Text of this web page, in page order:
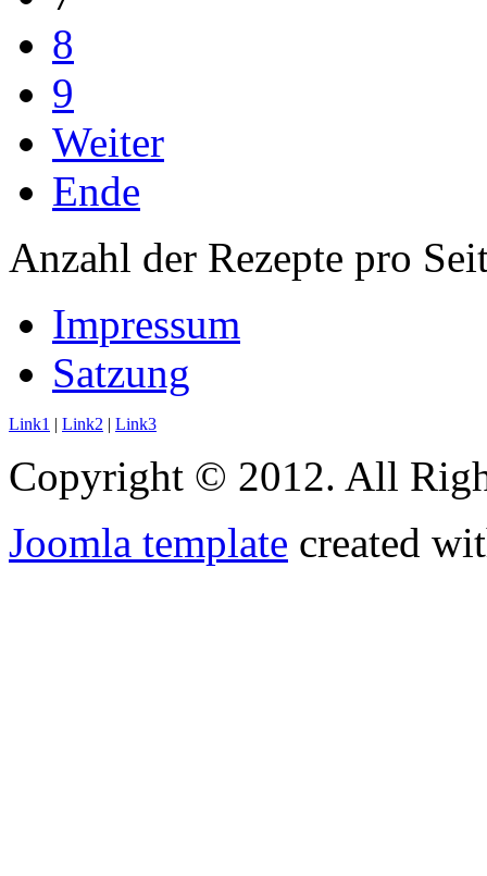
8
9
Weiter
Ende
Anzahl der Rezepte pro
Impressum
Satzung
Link1 | Link2 | Link3
Copyright © 2012. All
Joomla template created